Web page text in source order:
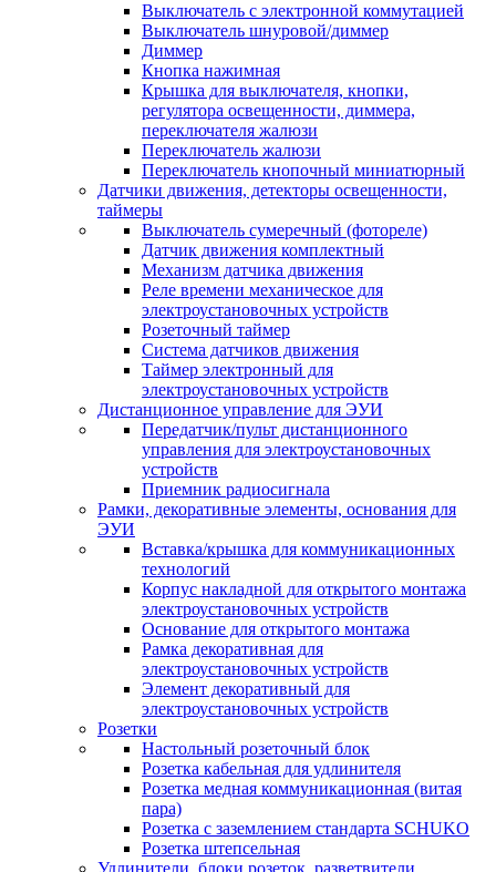
Выключатель с электронной коммутацией
Выключатель шнуровой/диммер
Диммер
Кнопка нажимная
Крышка для выключателя, кнопки,
регулятора освещенности, диммера,
переключателя жалюзи
Переключатель жалюзи
Переключатель кнопочный миниатюрный
Датчики движения, детекторы освещенности,
таймеры
Выключатель сумеречный (фотореле)
Датчик движения комплектный
Механизм датчика движения
Реле времени механическое для
электроустановочных устройств
Розеточный таймер
Система датчиков движения
Таймер электронный для
электроустановочных устройств
Дистанционное управление для ЭУИ
Передатчик/пульт дистанционного
управления для электроустановочных
устройств
Приемник радиосигнала
Рамки, декоративные элементы, основания для
ЭУИ
Вставка/крышка для коммуникационных
технологий
Корпус накладной для открытого монтажа
электроустановочных устройств
Основание для открытого монтажа
Рамка декоративная для
электроустановочных устройств
Элемент декоративный для
электроустановочных устройств
Розетки
Настольный розеточный блок
Розетка кабельная для удлинителя
Розетка медная коммуникационная (витая
пара)
Розетка с заземлением стандарта SCHUKO
Розетка штепсельная
Удлинители, блоки розеток, разветвители,